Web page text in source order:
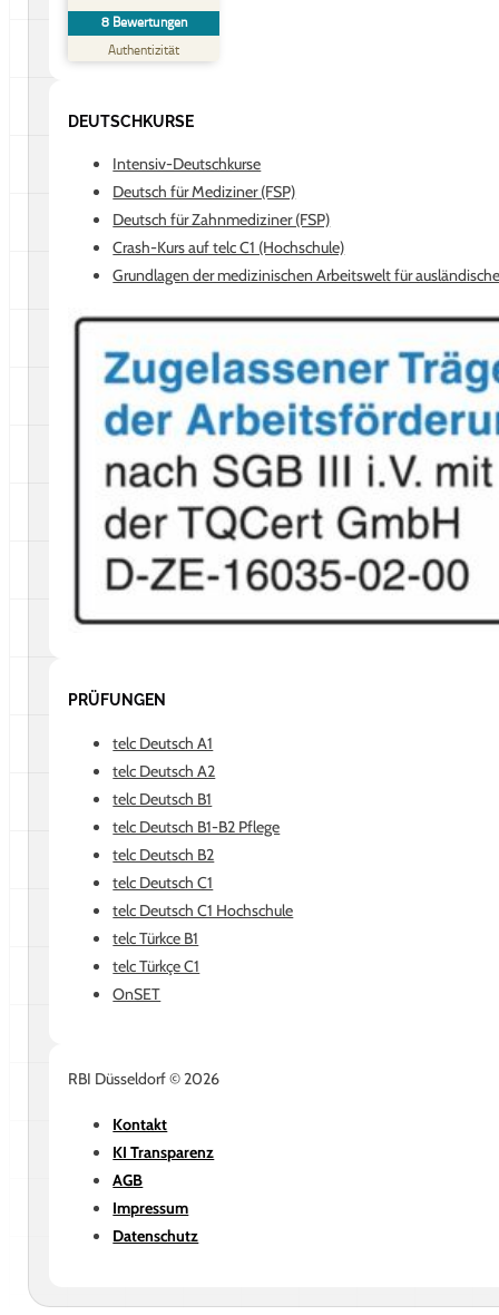
8 Bewertungen
Authentizität
SEHR GUT
Bewertungen auf ProvenExpert.com
Erfahren Sie mehr über dieses Bewertungssiegel
05.08.2025
Profil ansehen
DEUTSCHKURSE
Intensiv-Deutschkurse
Deutsch für Mediziner (FSP)
Deutsch für Zahnmediziner (FSP)
Crash-Kurs auf telc C1 (Hochschule)
Grundlagen der medizinischen Arbeitswelt für
PRÜFUNGEN
telc Deutsch A1
telc Deutsch A2
telc Deutsch B1
telc Deutsch B1-B2 Pflege
telc Deutsch B2
telc Deutsch C1
telc Deutsch C1 Hochschule
telc Türkce B1
telc Türkçe C1
OnSET
RBI Düsseldorf © 2026
Kontakt
KI Transparenz
AGB
Impressum
Datenschutz